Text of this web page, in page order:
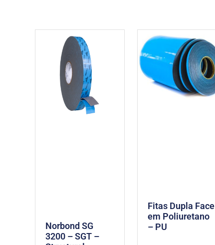
Norbond SG
3200 – SGT –
Fitas Dupla Face
em Poliuretano
– PU